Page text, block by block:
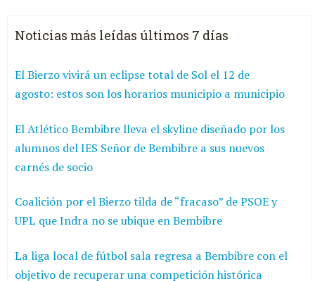
Noticias más leídas últimos 7 días
El Bierzo vivirá un eclipse total de Sol el 12 de
agosto: estos son los horarios municipio a municipio
El Atlético Bembibre lleva el skyline diseñado por los
alumnos del IES Señor de Bembibre a sus nuevos
carnés de socio
Coalición por el Bierzo tilda de “fracaso” de PSOE y
UPL que Indra no se ubique en Bembibre
La liga local de fútbol sala regresa a Bembibre con el
objetivo de recuperar una competición histórica